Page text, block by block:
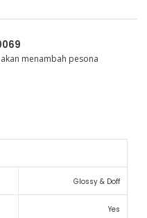
menambah pesona
Glossy & Doff
Yes